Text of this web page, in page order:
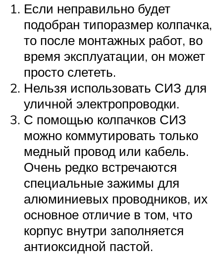
Если неправильно будет
подобран типоразмер колпачка,
то после монтажных работ, во
время эксплуатации, он может
просто слететь.
Нельзя использовать СИЗ для
уличной электропроводки.
С помощью колпачков СИЗ
можно коммутировать только
медный провод или кабель.
Очень редко встречаются
специальные зажимы для
алюминиевых проводников, их
основное отличие в том, что
корпус внутри заполняется
антиоксидной пастой.